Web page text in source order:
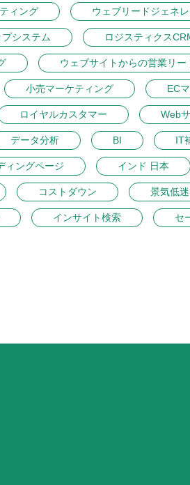
ィング ウェブリードジェネ
システム ロジスティクス
ウェブサイトからの営業リー
小売マーケティング EC
ロイヤルカスタマー Web
データ分析 BI IT
ィングページ インド 日本
コストダウン 景気低迷
インサイト検索 セ